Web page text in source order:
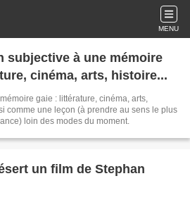
MENU
subjective à une mémoire
cinéma, arts, histoire...
gaie : littérature, cinéma, arts,
comme une leçon (à prendre au sens le plus
loin des modes du moment.
un film de Stephan